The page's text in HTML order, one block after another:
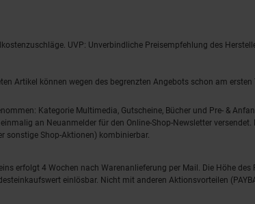
UVP: Unverbindliche Preisempfehlung des
Artikel können wegen des begrenzten Angebots schon am ersten
Kategorie Multimedia, Gutscheine, Bücher und Pre- &
an Neuanmelder für den Online-Shop-Newsletter
sonstige Shop-Aktionen) kombinierbar.
erfolgt 4 Wochen nach Warenanlieferung per Mail. Die Höhe
einlösbar. Nicht mit anderen Aktionsvorteilen